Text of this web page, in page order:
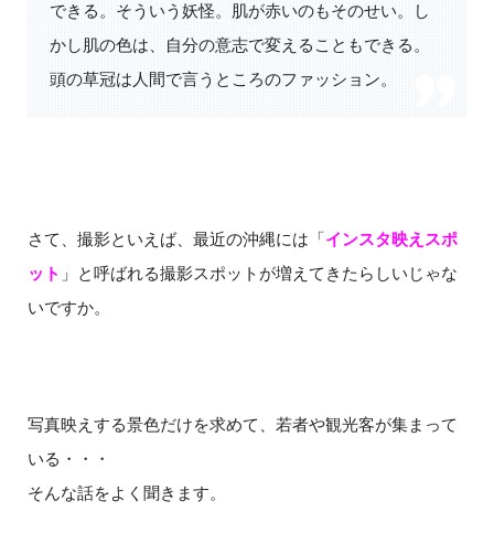
できる。そういう妖怪。肌が赤いのもそのせい。し
かし肌の色は、自分の意志で変えることもできる。
頭の草冠は人間で言うところのファッション。
さて、撮影といえば、最近の沖縄には「インスタ映えスポ
ット 」と呼ばれる撮影スポットが増えてきたらしいじゃな
いですか。
写真映えする景色だけを求めて、若者や観光客が集まって
いる・・・
そんな話をよく聞きます。